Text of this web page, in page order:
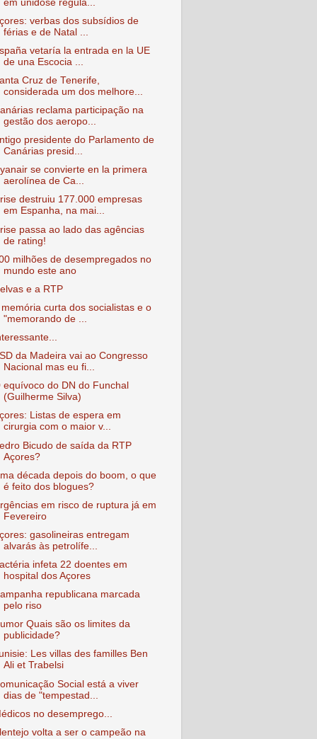
em unidose regula...
verbas dos subsídios de
férias e de Natal ...
vetaría la entrada en la UE
de una Escocia ...
Cruz de Tenerife,
considerada um dos melhore...
reclama participação na
gestão dos aeropo...
presidente do Parlamento de
Canárias presid...
se convierte en la primera
aerolínea de Ca...
destruiu 177.000 empresas
em Espanha, na mai...
passa ao lado das agências
de rating!
milhões de desempregados no
mundo este ano
e a RTP
memória curta dos socialistas e o
"memorando de ...
da Madeira vai ao Congresso
Nacional mas eu fi...
equívoco do DN do Funchal
(Guilherme Silva)
Listas de espera em
cirurgia com o maior v...
Bicudo de saída da RTP
Açores?
década depois do boom, o que
é feito dos blogues?
em risco de ruptura já em
Fevereiro
gasolineiras entregam
alvarás às petrolífe...
infeta 22 doentes em
hospital dos Açores
republicana marcada
pelo riso
Quais são os limites da
publicidade?
Les villas des familles Ben
Ali et Trabelsi
Social está a viver
dias de "tempestad...
no desemprego...
volta a ser o campeão na